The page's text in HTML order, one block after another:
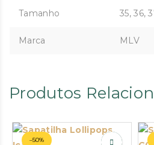
Tamanho 35, 36,
Marca MLV
Produtos
–50%